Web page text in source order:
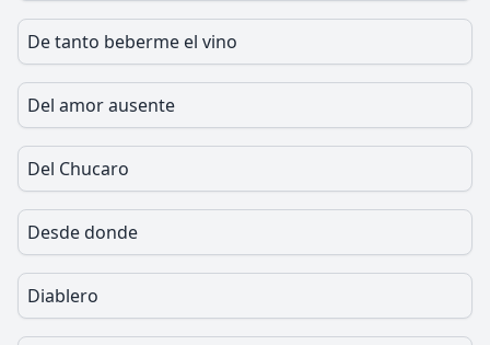
De tanto beberme el vino
Del amor ausente
Del Chucaro
Desde donde
Diablero